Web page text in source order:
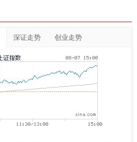
深证走势 创业走势